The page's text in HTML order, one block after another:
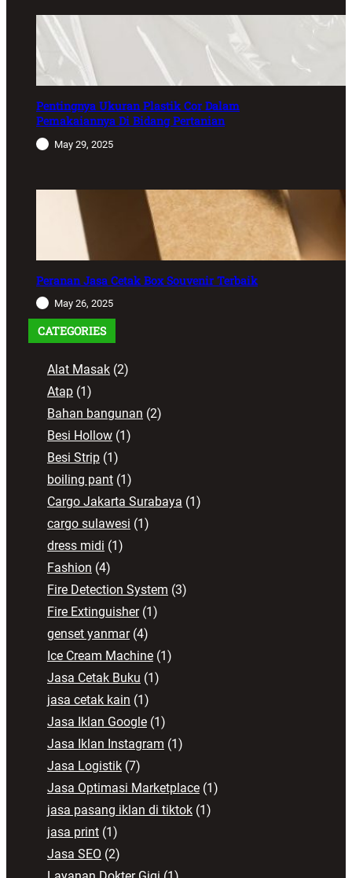
Pentingnya Ukuran Plastik Cor Dalam
Pemakaiannya Di Bidang Pertanian
May 29, 2025
Peranan Jasa Cetak Box Souvenir Terbaik
May 26, 2025
CATEGORIES
Alat Masak (2)
Atap (1)
Bahan bangunan (2)
Besi Hollow (1)
Besi Strip (1)
boiling pant (1)
Cargo Jakarta Surabaya (1)
cargo sulawesi (1)
dress midi (1)
Fashion (4)
Fire Detection System (3)
Fire Extinguisher(1)
genset yanmar(4)
Ice Cream Machine (1)
Jasa Cetak Buku (1)
jasa cetak kain (1)
Jasa Iklan Google (1)
Jasa Iklan Instagram (1)
Jasa Logistik (7)
Jasa Optimasi Marketplace (1)
jasa pasang iklan di tiktok (1)
jasa print (1)
Jasa SEO (2)